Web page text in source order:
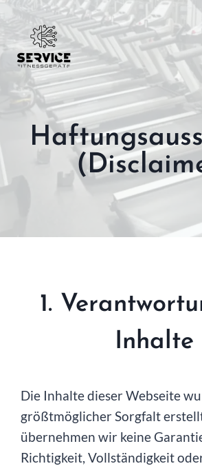
Zum
Inhalt
springen
1.
Inhalte
Die Inhalte dieser Webseite
größtmöglicher Sorgfalt
übernehmen wir keine
Richtigkeit, Vollständigkeit